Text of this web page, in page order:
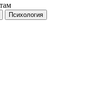
Психология